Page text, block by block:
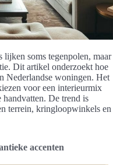
lijken soms tegenpolen, maar
Dit artikel onderzoekt hoe
Nederlandse woningen. Het
voor een interieurmix
handvatten. De trend is
terrein, kringloopwinkels en
accenten